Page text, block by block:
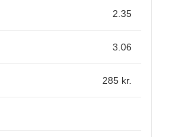
2.35
3.06
285 kr.